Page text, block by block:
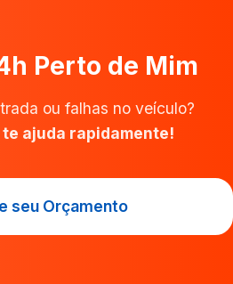
Perto de Mim
ou falhas no veículo?
ajuda rapidamente!
seu Orçamento